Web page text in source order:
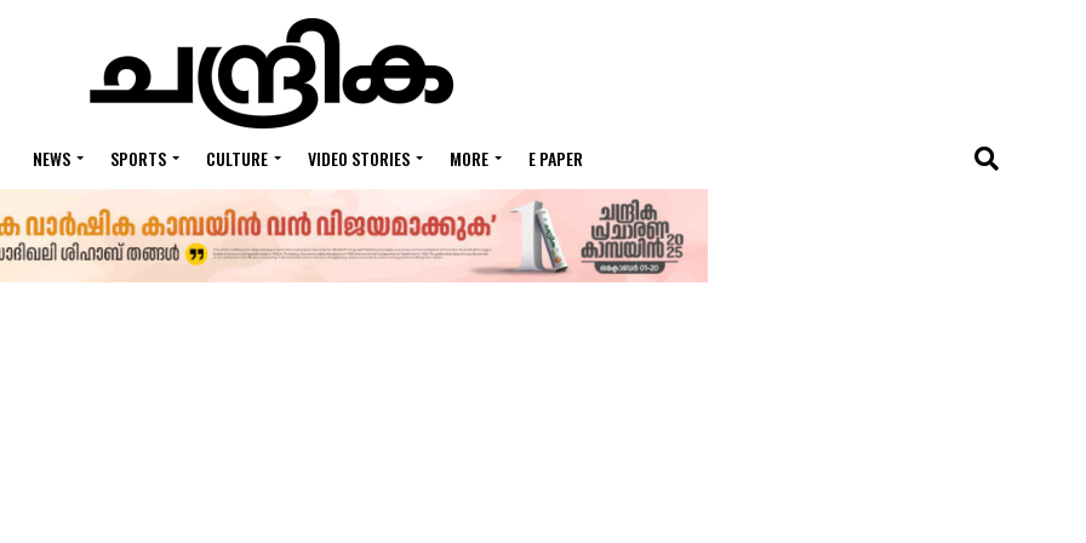
NEWS SPORTS CULTURE VIDEO STORIES MORE E PAPER